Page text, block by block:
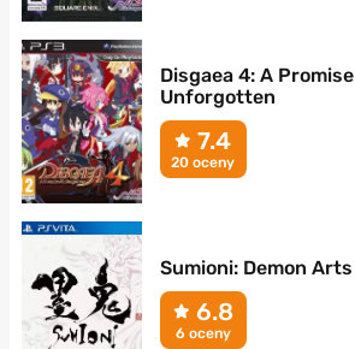
Disgaea 4: A Promise
Unforgotten
7.4
20 oceny
Sumioni: Demon Arts
6.8
6 oceny